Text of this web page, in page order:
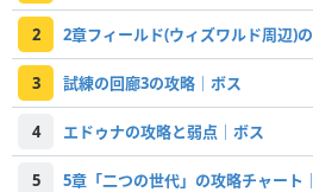
2 2章フィールド(ウィズワルド周辺)
3 試練の回廊3の攻略｜ボス
4 エドゥナの攻略と弱点｜ボス
5 5章「二つの世代」の攻略チャート